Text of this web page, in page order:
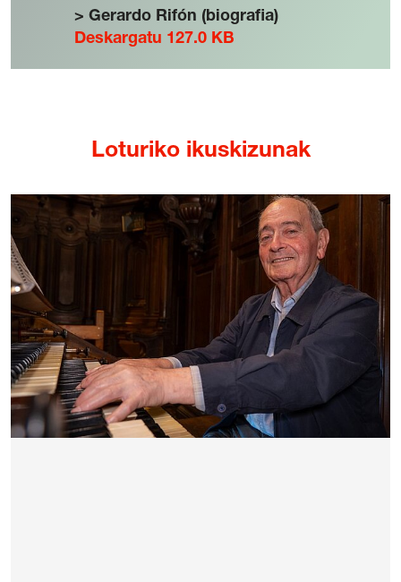
> Gerardo Rifón (biografia)
Deskargatu 127.0 KB
Loturiko ikuskizunak